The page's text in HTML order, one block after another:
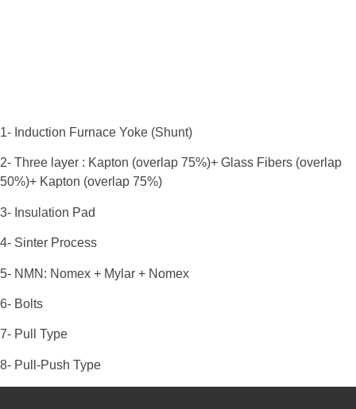
1- Induction Furnace Yoke (Shunt)
2- Three layer : Kapton (overlap 75%)+ Glass Fibers (overlap
50%)+ Kapton (overlap 75%)
3- Insulation Pad
4- Sinter Process
5- NMN: Nomex + Mylar + Nomex
6- Bolts
7- Pull Type
8- Pull-Push Type